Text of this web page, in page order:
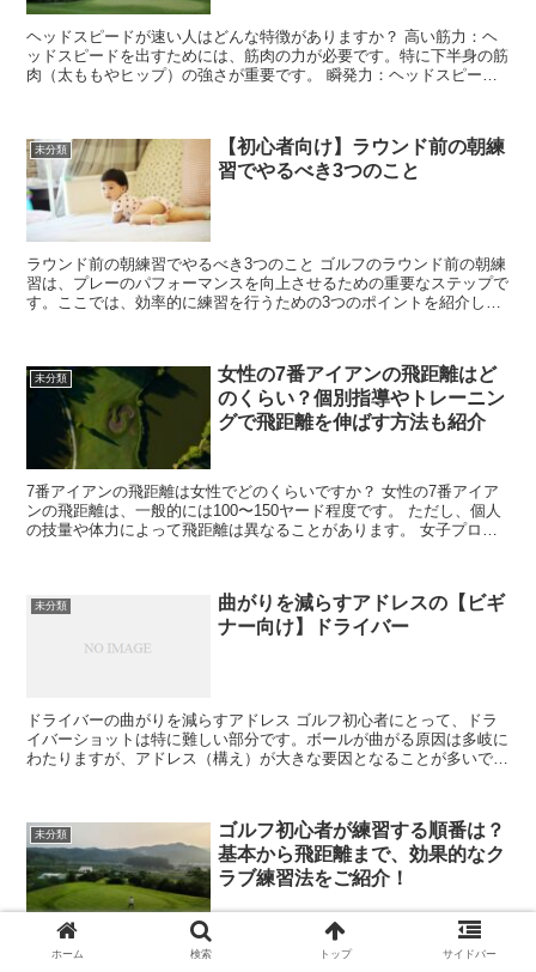
ヘッドスピードが速い人はどんな特徴がありますか？ 高い筋力：ヘ
ッドスピードを出すためには、筋肉の力が必要です。特に下半身の筋
肉（太ももやヒップ）の強さが重要です。 瞬発力：ヘッドスピード
未分類
【初心者向け】ラウンド前の朝練
習でやるべき3つのこと
ラウンド前の朝練習でやるべき3つのこと ゴルフのラウンド前の朝練
習は、プレーのパフォーマンスを向上させるための重要なステップで
す。ここでは、効率的に練習を行うための3つのポイントを紹介しま
未分類
女性の7番アイアンの飛距離はど
のくらい？個別指導やトレーニン
グで飛距離を伸ばす方法も紹介
7番アイアンの飛距離は女性でどのくらいですか？ 女性の7番アイア
ンの飛距離は、一般的には100〜150ヤード程度です。 ただし、個人
の技量や体力によって飛距離は異なることがあります。 女子プロの
未分類
曲がりを減らすアドレスの【ビギ
ナー向け】ドライバー
ドライバーの曲がりを減らすアドレス ゴルフ初心者にとって、ドラ
イバーショットは特に難しい部分です。ボールが曲がる原因は多岐に
わたりますが、アドレス（構え）が大きな要因となることが多いで
未分類
ゴルフ初心者が練習する順番は？
基本から飛距離まで、効果的なク
ラブ練習法をご紹介！
ゴルフ初心者が練習する順番は？ ショートアイアン：基本的なスイ
ホーム 検索 トップ サイドバー